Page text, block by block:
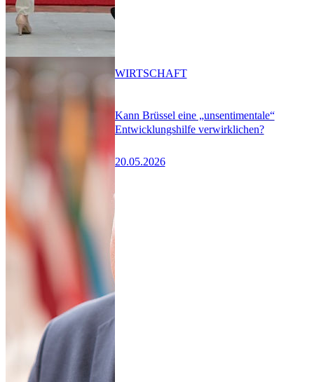
Kann Brüssel eine „unsentimentale“
Entwicklungshilfe verwirklichen?
20.05.2026
WIRTSCHAFT